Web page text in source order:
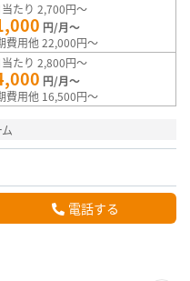
たり 2,700円～
円/月～
費用他 22,000円～
たり 2,800円～
円/月～
費用他 16,500円～
電話する